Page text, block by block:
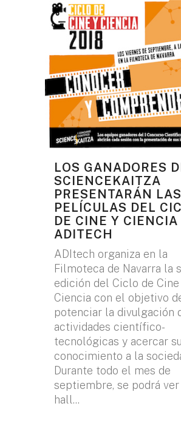
LOS GANADORES
SCIENCEKAITZA
PRESENTARÁN LAS
PELÍCULAS DEL
DE CINE Y CIENCIA
ADITECH
ADItech organiza en la
Filmoteca de Navarra la
edición del Ciclo de
Ciencia con el objetivo
potenciar la divulgación
actividades científico-
tecnológicas y acercar su
conocimiento a la
Durante todo el mes de
septiembre, se podrá
hall...